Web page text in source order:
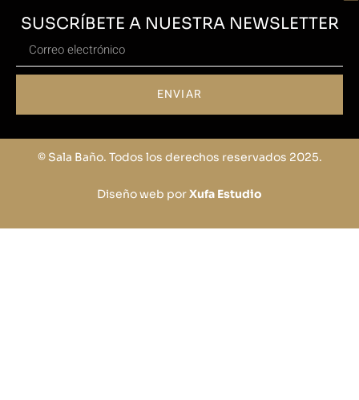
SUSCRÍBETE A NUESTRA NEWSLETTER
ENVIAR
© Sala Baño. Todos los derechos reservados 2025.
Diseño web porXufa Estudio